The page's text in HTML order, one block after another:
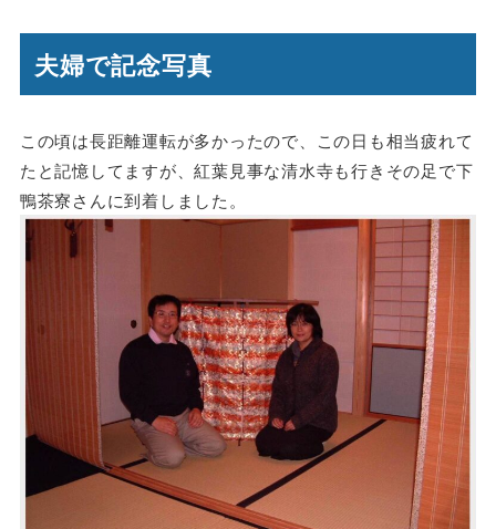
夫婦で記念写真
この頃は長距離運転が多かったので、この日も相当疲れて
たと記憶してますが、紅葉見事な清水寺も行きその足で下
鴨茶寮さんに到着しました。